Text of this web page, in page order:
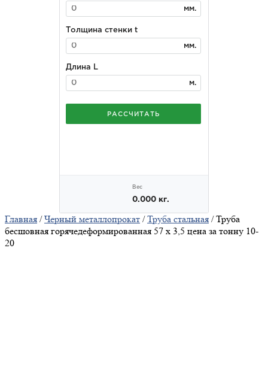
Главная /Черный металлопрокат /Труба стальная / Труба
бесшовная горячедеформированная 57 х 3,5 цена за тонну 10-
20